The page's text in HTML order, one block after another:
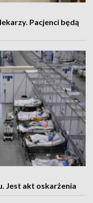
Pacjenci będą
Jest akt oskarżenia